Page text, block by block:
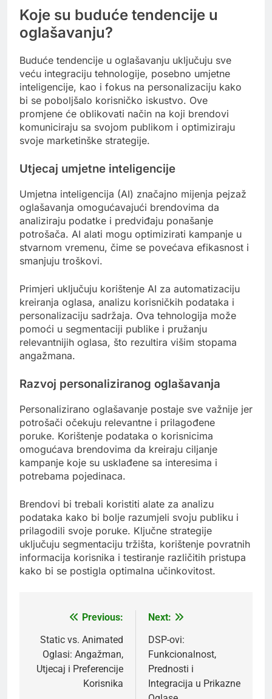
Koje su buduće tendencije u
oglašavanju?
Buduće tendencije u oglašavanju uključuju sve
veću integraciju tehnologije, posebno umjetne
inteligencije, kao i fokus na personalizaciju kako
bi se poboljšalo korisničko iskustvo. Ove
promjene će oblikovati način na koji brendovi
komuniciraju sa svojom publikom i optimiziraju
svoje marketinške strategije.
Utjecaj umjetne inteligencije
Umjetna inteligencija (AI) značajno mijenja pejzaž
oglašavanja omogućavajući brendovima da
analiziraju podatke i predviđaju ponašanje
potrošača. AI alati mogu optimizirati kampanje u
stvarnom vremenu, čime se povećava efikasnost i
smanjuju troškovi.
Primjeri uključuju korištenje AI za automatizaciju
kreiranja oglasa, analizu korisničkih podataka i
personalizaciju sadržaja. Ova tehnologija može
pomoći u segmentaciji publike i pružanju
relevantnijih oglasa, što rezultira višim stopama
angažmana.
Razvoj personaliziranog oglašavanja
Personalizirano oglašavanje postaje sve važnije jer
potrošači očekuju relevantne i prilagođene
poruke. Korištenje podataka o korisnicima
omogućava brendovima da kreiraju ciljanje
kampanje koje su usklađene sa interesima i
potrebama pojedinaca.
Brendovi bi trebali koristiti alate za analizu
podataka kako bi bolje razumjeli svoju publiku i
prilagodili svoje poruke. Ključne strategije
uključuju segmentaciju tržišta, korištenje povratnih
informacija korisnika i testiranje različitih pristupa
kako bi se postigla optimalna učinkovitost.
navigation
Previous:
Static vs. Animated
Oglasi: Angažman,
Utjecaj i Preferencije
Korisnika
Next:
DSP-ovi:
Funkcionalnost,
Prednosti i
Integracija u Prikazne